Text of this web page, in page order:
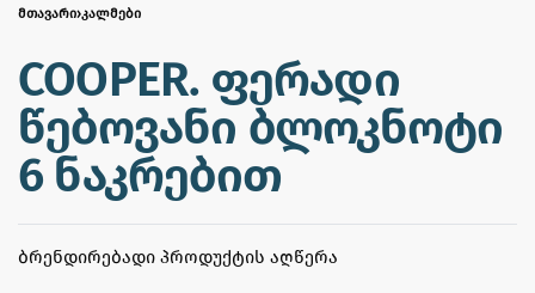
ᲛᲗᲐᲕᲐᲠᲘ›ᲙᲐᲚᲛᲔᲑᲘ
COOPER. ფერადი
წებოვანი ბლოკნოტი
6 ნაკრებით
ᲑᲠᲔᲜᲓᲘᲠᲔᲑᲐᲓᲘ ᲞᲠᲝᲓᲣᲥᲢᲘᲡ ᲐᲦᲬᲔᲠᲐ